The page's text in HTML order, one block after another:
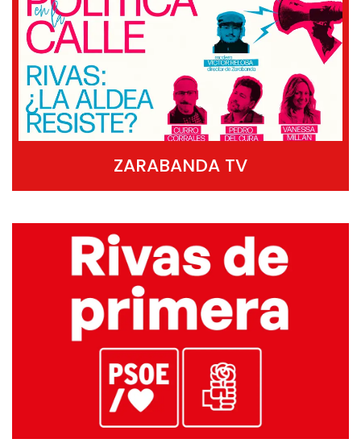
ZARABANDA TV